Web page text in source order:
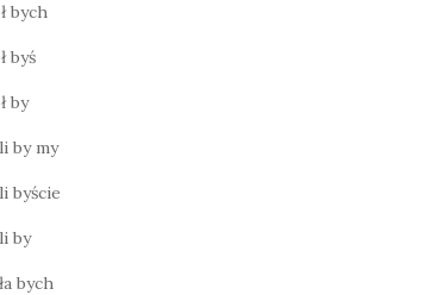
bych
byś
by
by my
byście
by
bych